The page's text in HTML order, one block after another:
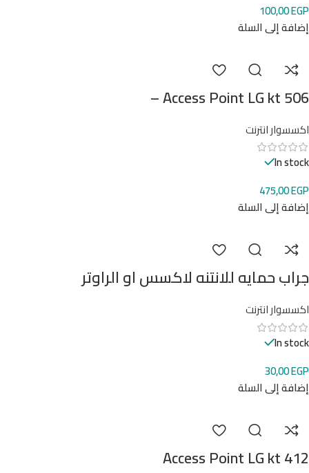
100,00EGP
إضافة إلى السلة
Access Point LG kt 506 –
اكسسوار انترنت
In stock
475,00EGP
إضافة إلى السلة
جراب حمايه للانتنه لاكسس او الراوتر
اكسسوار انترنت
In stock
30,00EGP
إضافة إلى السلة
Access Point LG kt 412